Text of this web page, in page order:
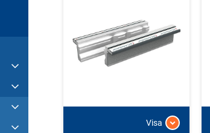
Visa